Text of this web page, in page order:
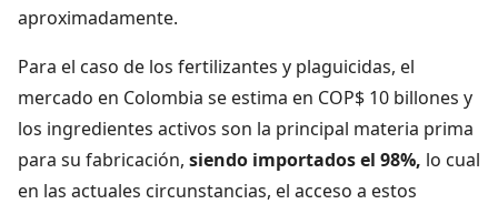
aproximadamente.
Para el caso de los fertilizantes y plaguicidas, el
mercado en Colombia se estima en COP$ 10 billones y
los ingredientes activos son la principal materia prima
para su fabricación, siendo importados el 98%, lo cual
en las actuales circunstancias, el acceso a estos